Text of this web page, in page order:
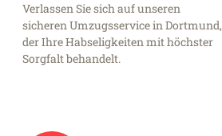
Verlassen Sie sich auf unseren
sicheren Umzugsservice in Dortmund,
der Ihre Habseligkeiten mit höchster
Sorgfalt behandelt.